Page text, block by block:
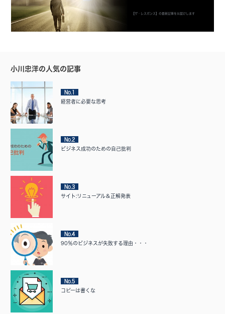
【ザ・レスポンス】の最新記事をお届けします
小川忠洋の人気の記事
No.1
経営者に必要な思考
No.2
ビジネス成功のための自己批判
No.3
サイト:リニューアル＆正解発表
No.4
90％のビジネスが失敗する理由・・・
No.5
コピーは書くな